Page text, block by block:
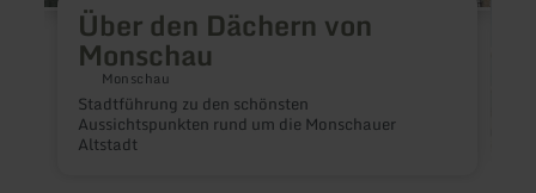
Über den Dächern von
Monschau
Monschau
Stadtführung zu den schönsten
Aussichtspunkten rund um die Monschauer
Altstadt